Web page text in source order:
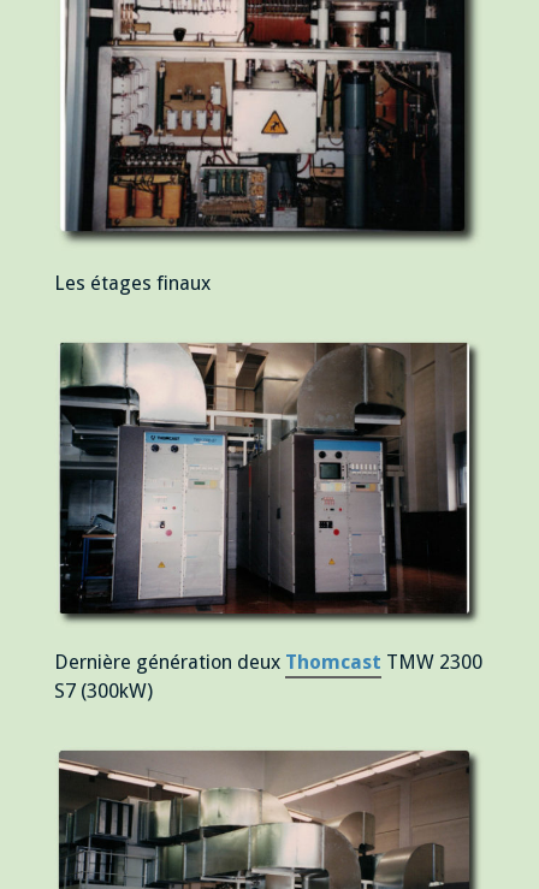
Les étages finaux
Dernière génération deux Thomcast TMW 2300
S7 (300kW)